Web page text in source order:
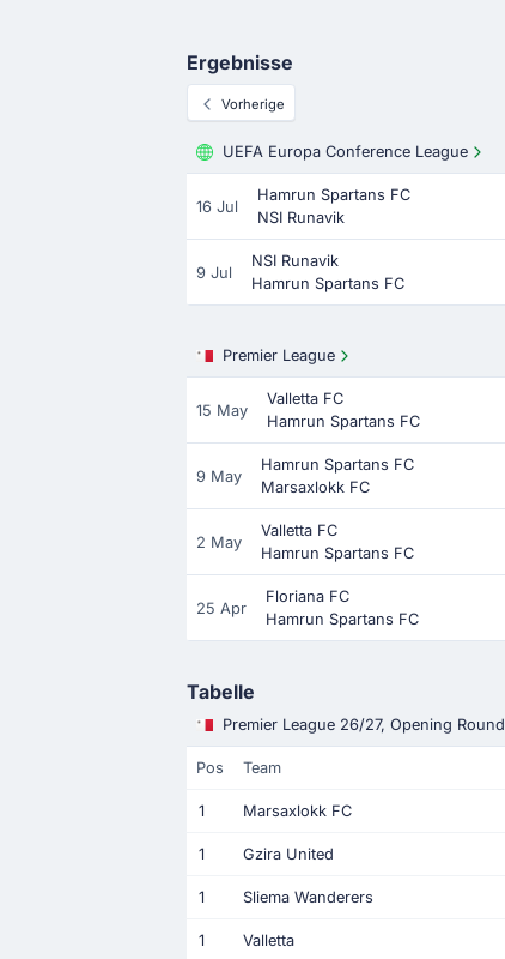
Ergebnisse
Vorherige
UEFA Europa Conference League
16 Jul
Hamrun Spartans FC
NSI Runavik
9 Jul
NSI Runavik
Hamrun Spartans FC
Premier League
15 May
Valletta FC
Hamrun Spartans FC
9 May
Hamrun Spartans FC
Marsaxlokk FC
2 May
Valletta FC
Hamrun Spartans FC
25 Apr
Floriana FC
Hamrun Spartans FC
Tabelle
Premier League 26/27, Opening Round
Pos Team
1 Marsaxlokk FC
1 Gzira United
1 Sliema Wanderers
1 Valletta